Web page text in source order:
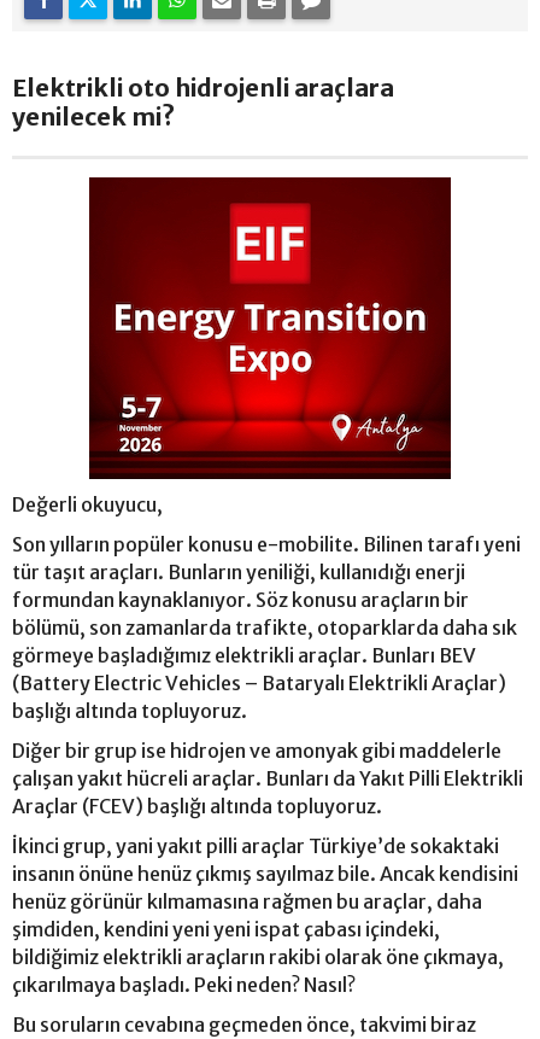
Elektrikli oto hidrojenli araçlara
yenilecek mi?
Değerli okuyucu,
Son yılların popüler konusu e-mobilite. Bilinen tarafı yeni
tür taşıt araçları. Bunların yeniliği, kullanıdığı enerji
formundan kaynaklanıyor. Söz konusu araçların bir
bölümü, son zamanlarda trafikte, otoparklarda daha sık
görmeye başladığımız elektrikli araçlar. Bunları BEV
(Battery Electric Vehicles – Bataryalı Elektrikli Araçlar)
başlığı altında topluyoruz.
Diğer bir grup ise hidrojen ve amonyak gibi maddelerle
çalışan yakıt hücreli araçlar. Bunları da Yakıt Pilli Elektrikli
Araçlar (FCEV) başlığı altında topluyoruz.
İkinci grup, yani yakıt pilli araçlar Türkiye’de sokaktaki
insanın önüne henüz çıkmış sayılmaz bile. Ancak kendisini
henüz görünür kılmamasına rağmen bu araçlar, daha
şimdiden, kendini yeni yeni ispat çabası içindeki,
bildiğimiz elektrikli araçların rakibi olarak öne çıkmaya,
çıkarılmaya başladı. Peki neden? Nasıl?
Bu soruların cevabına geçmeden önce, takvimi biraz